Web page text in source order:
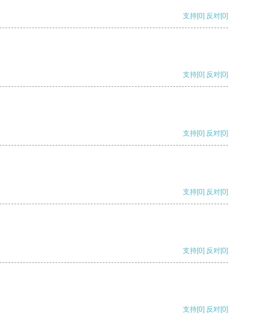
支持[0] 反对[0]
支持[0] 反对[0]
支持[0] 反对[0]
支持[0] 反对[0]
支持[0] 反对[0]
支持[0] 反对[0]